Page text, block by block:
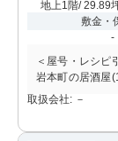
地上1階/ 29.89
敷金・
-
＜屋号・レシピ
岩本町の居酒屋
取扱会社: －